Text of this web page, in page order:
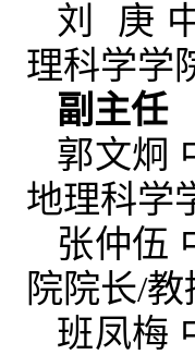
刘 庚
理科学学
副主任
郭文炯
地理科学
张仲伍
院院长/教
班凤梅